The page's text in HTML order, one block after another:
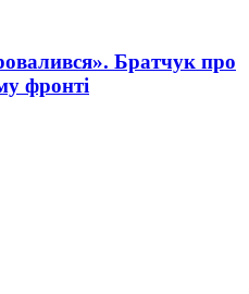
Братчук про
фронті